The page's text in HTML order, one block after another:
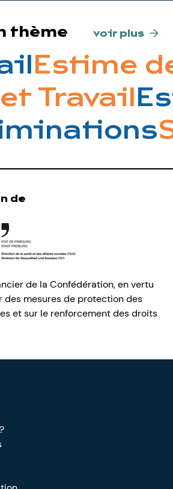
thème voir plus
Estime
Travail
de
de la Confédération, en vertu
des mesures de protection des
et sur le renforcement des droits
Facebook
sur Instagram
sur YouTube